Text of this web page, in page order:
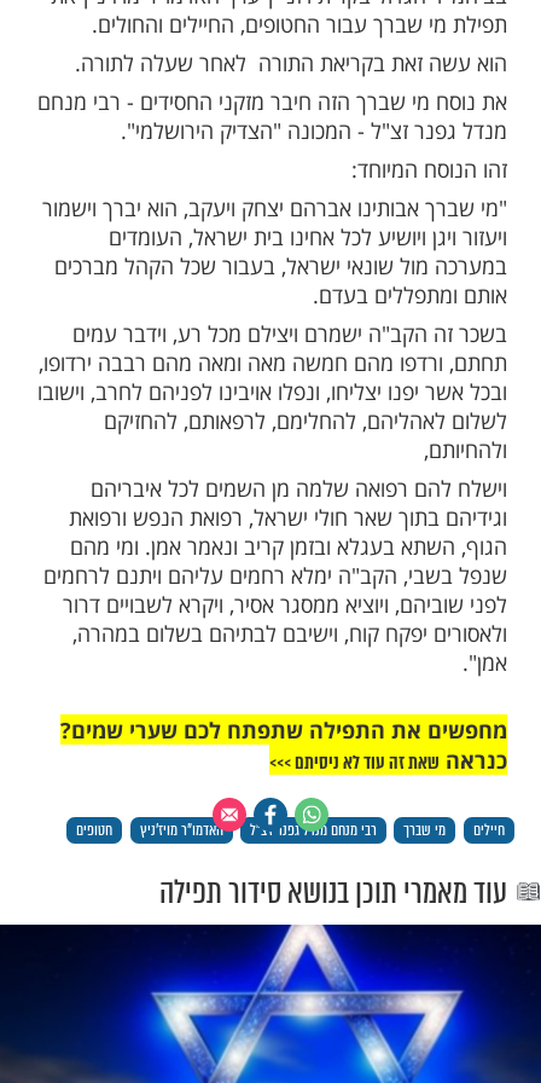
החיילים והחטופים את נוסח מי שברך שחיבר רבי מנחם
זצ"ל
עוד תוכן חדש ומפתיע! התחברו לכל
שלנו בתהיליםבלחיצה כאן >>>​
בקרית ויזנ'יץ ערך האדמו"ר מויז'ניץ את
עבור החטופים, החיילים והחולים.
זאת בקריאת התורה לאחר שעלה לתורה.
שברך הזה חיבר מזקני החסידים - רבי מנחם
זצ"ל - המכונה "הצדיק הירושלמי".
המיוחד:
אברהם יצחק ויעקב, הוא יברך וישמור
ויושיע לכל אחינו בית ישראל, העומדים
שונאי ישראל, בעבור שכל הקהל מברכים
בעדם.
ישמרם ויצילם מכל רע, וידבר עמים
מהם חמשה מאה ומאה מהם רבבה ירדופו,
יצליחו, ונפלו אויבינו לפניהם לחרב, וישובו
להחלימם, לרפאותם, להחזיקם
רפואה שלמה מן השמים לכל איבריהם
שאר חולי ישראל, רפואת הנפש ורפואת
בעגלא ובזמן קריב ונאמר אמן. ומי מהם
הקב"ה ימלא רחמים עליהם ויתנם לרחמים
ויוציא ממסגר אסיר, ויקרא לשבויים דרור
יפקח קוח, וישיבם לבתיהם בשלום במהרה,